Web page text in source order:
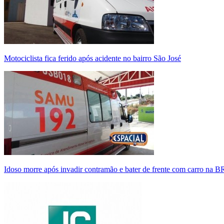
Motociclista fica ferido após acidente no bairro São José
Idoso morre após invadir contramão e bater de frente com carro na